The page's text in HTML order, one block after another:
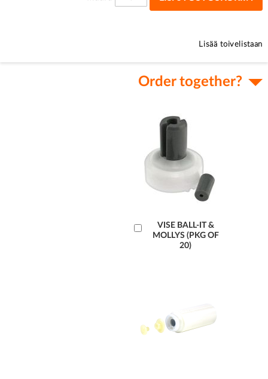
Lisää toivelistaan
Order together?
VISE BALL-IT &
MOLLYS (PKG OF
20)
Lisää
ostoskoriin